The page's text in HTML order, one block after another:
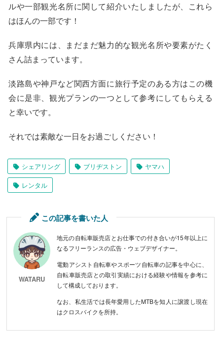
ルや一部観光名所に関して紹介いたしましたが、これら
はほんの一部です！
兵庫県内には、まだまだ魅力的な観光名所や要素がたく
さん詰まっています。
淡路島や神戸など関西方面に旅行予定のある方はこの機
会に是非、観光プランの一つとして参考にしてもらえる
と幸いです。
それでは素敵な一日をお過ごしください！
シェアリング ブリヂストン
ヤマハ
レンタル
この記事を書いた人
WATARU
地元の自転車販売店とお仕事での付き合いが15年以上に
なるフリーランスの広告・ウェブデザイナー。
電動アシスト自転車やスポーツ自転車の記事を中心に、
自転車販売店との取引実績における経験や情報を参考に
して構成しております。
なお、私生活では長年愛用したMTBを知人に譲渡し現在
はクロスバイクを所持。